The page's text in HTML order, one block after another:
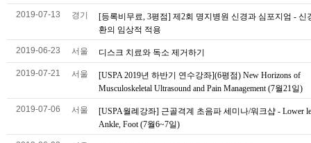
2019-07-13 경기
[등록비무료, 3평점] 제2회 명지병원 신경과 심포지엄 - 신
환의 임상적 적용
2019-06-23 서울 디스크 치료와 독소 제거하기
2019-07-21 서울
[USPA 2019년 하반기 연수강좌](6평점) New Horizons of
Musculoskeletal Ultrasound and Pain Management (7월21일)
2019-07-06 서울
[USPA월례강좌] 근골격계 초음파 세미나/워크샵 - Lower
Ankle, Foot (7월6~7일)